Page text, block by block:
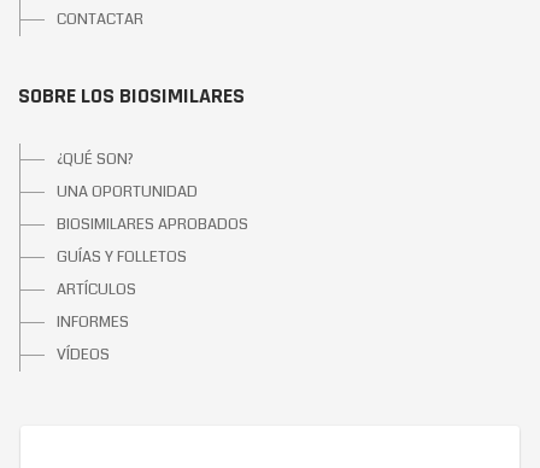
CONTACTAR
SOBRE LOS BIOSIMILARES
¿QUÉ SON?
UNA OPORTUNIDAD
BIOSIMILARES APROBADOS
GUÍAS Y FOLLETOS
ARTÍCULOS
INFORMES
VÍDEOS